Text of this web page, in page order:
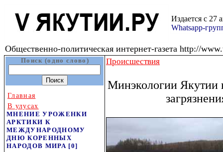
Издается с 27
Whatsapp-
Общественно-политическая интернет-газета http://
Поиск (одно слово)
Главная
В улусах
МНЕНИЕ УРОЖЕНКИ
АРКТИКИ К
МЕЖДУНАРОДНОМУ
ДНЮ КОРЕННЫХ
НАРОДОВ МИРА [0]
Происшествия
Минэкологии Якутии